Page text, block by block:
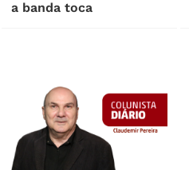
a banda toca